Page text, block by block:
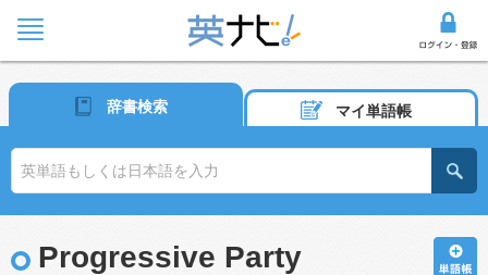
辞書検索 マイ単語帳
Progressive Party